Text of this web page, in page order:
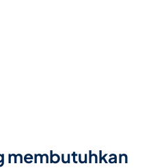
membutuhkan